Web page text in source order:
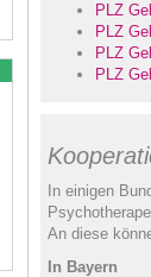
PLZ
PLZ
PLZ
PLZ
In einigen
An diese
In Bayern